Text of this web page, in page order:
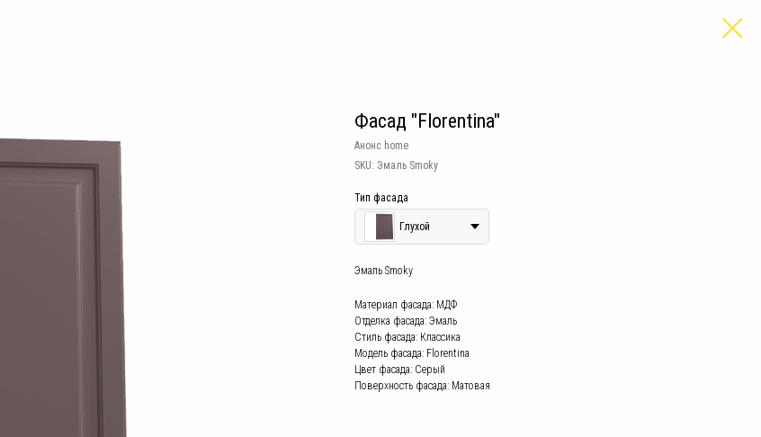
Фасад "Florentina"
Анонс home
SKU: Эмаль Smoky
Тип фасада
Глухой
Эмаль Smoky
Материал фасада: МДФ
Отделка фасада: Эмаль
Стиль фасада: Классика
Модель фасада: Florentina
Цвет фасада: Серый
Поверхность фасада: Матовая